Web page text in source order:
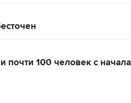
почти 100 человек с